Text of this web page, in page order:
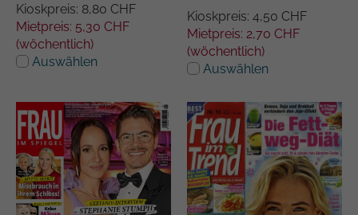
Kioskpreis: 8,80 CHF
Mietpreis: 5,30 CHF
(wöchentlich)
Auswählen
Kioskpreis: 4,50 CHF
Mietpreis: 2,70 CHF
(wöchentlich)
Auswählen